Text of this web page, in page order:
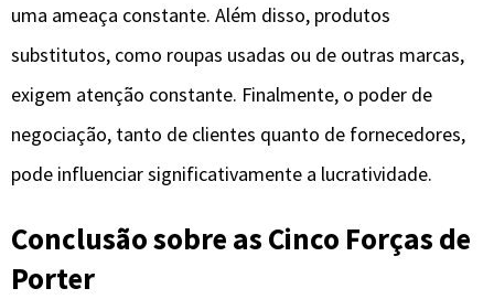
uma ameaça constante. Além disso, produtos
substitutos, como roupas usadas ou de outras marcas,
exigem atenção constante. Finalmente, o poder de
negociação, tanto de clientes quanto de fornecedores,
pode influenciar significativamente a lucratividade.
Conclusão sobre as Cinco Forças de
Porter